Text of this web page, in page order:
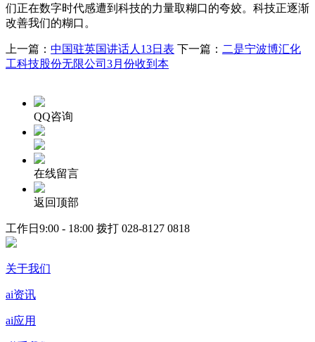
们正在数字时代感遭到科技的力量取糊口的夸姣。科技正逐渐
改善我们的糊口。
上一篇： 中国驻英国讲话人13日表 下一篇： 二是宁波博汇化
工科技股份无限公司3月份收到本
QQ咨询
在线留言
返回顶部
工作日9:00 - 18:00 拨打 028-8127 0818
关于我们
ai资讯
ai应用